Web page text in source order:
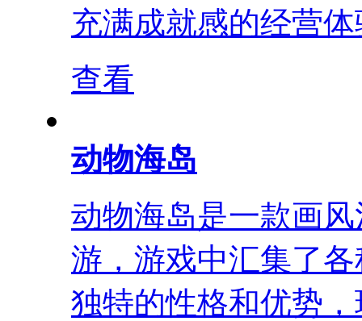
充满成就感的经营体
查看
动物海岛
动物海岛是一款画
游，游戏中汇集了
独特的性格和优势